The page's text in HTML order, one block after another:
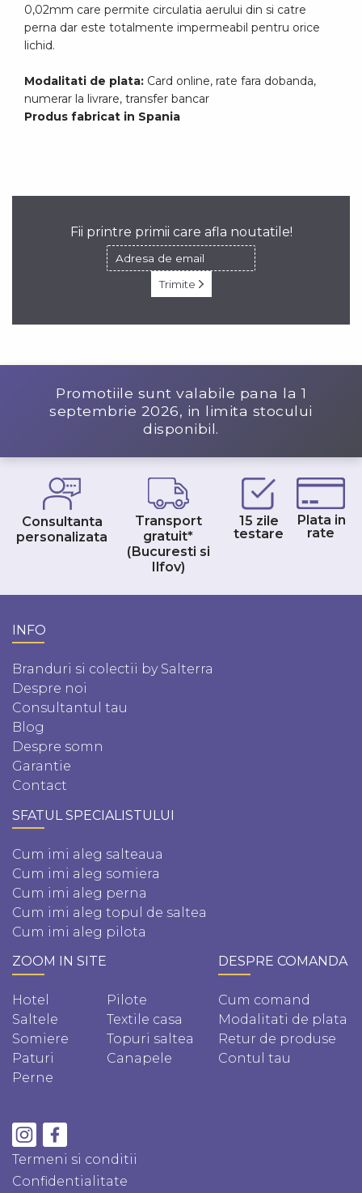
0,02mm care permite circulatia aerului din si catre
perna dar este totalmente impermeabil pentru orice
lichid.
Modalitati de plata: Card online, rate fara dobanda,
numerar la livrare, transfer bancar
Produs fabricat in Spania
Fii printre primii care afla noutatile!
Trimite
Promotiile sunt valabile pana la 1
septembrie 2026, in limita stocului
disponibil.
Consultanta
personalizata
Transport
gratuit*
(Bucuresti si
Ilfov)
15 zile
testare
Plata in
rate
INFO
Branduri si colectii by Salterra
Despre noi
Consultantul tau
Blog
Despre somn
Garantie
Contact
SFATUL SPECIALISTULUI
Cum imi aleg salteaua
Cum imi aleg somiera
Cum imi aleg perna
Cum imi aleg topul de saltea
Cum imi aleg pilota
ZOOM IN SITE
Hotel
Saltele
Somiere
Paturi
Perne
Pilote
Textile casa
Topuri saltea
Canapele
DESPRE COMANDA
Cum comand
Modalitati de plata
Retur de produse
Contul tau
Termeni si conditii
Confidentialitate